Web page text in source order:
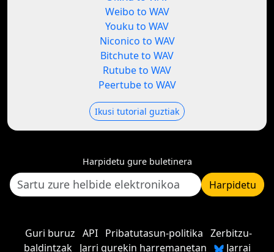
Weibo to WAV
Youku to WAV
Niconico to WAV
Bitchute to WAV
Rutube to WAV
Peertube to WAV
Ikusi tutorial guztiak
Harpidetu gure buletinera
Harpidetu
Guri buruz API Pribatutasun-politika Zerbitzu-
baldintzak
Jarri gurekin harremanetan Jarrai